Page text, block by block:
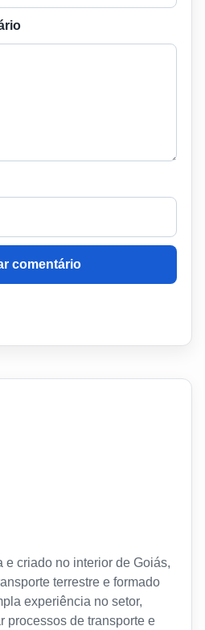
comentário
e criado no interior de Goiás,
terrestre e formado
experiência no setor,
processos de transporte e